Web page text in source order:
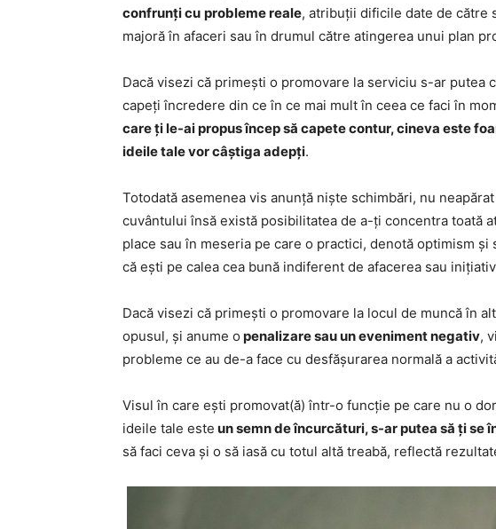
confrunți cu probleme reale, atribuții dificile date de către
majoră în afaceri sau în drumul către atingerea unui plan
Dacă visezi că primești o promovare la serviciu s-ar putea
capeți încredere din ce în ce mai mult în ceea ce faci în
care ți le-ai propus încep să capete contur, cineva este
ideile tale vor câștiga adepți.
Totodată asemenea vis anunță niște schimbări, nu
cuvântului însă există posibilitatea de a-ți concentra toată
place sau în meseria pe care o practici, denotă optimism
că ești pe calea cea bună indiferent de afacerea sau
Dacă visezi că primești o promovare la locul de muncă în
opusul, și anume o penalizare sau un eveniment negativ,
probleme ce au de-a face cu desfășurarea normală a
Visul în care ești promovat(ă) într-o funcție pe care nu o
ideile tale este un semn de încurcături, s-ar putea să ți se
să faci ceva și o să iasă cu totul altă treabă, reflectă